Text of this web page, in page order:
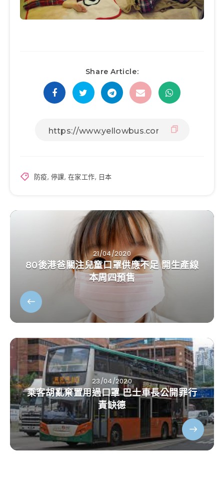
Share Article:
防疫, 停課,在家工作, 日本
21/04/2020
80後港爸關注兒童口罩供應不足 開生產線
本周四預售
23/04/2020
乘客胡亂棄置用過口罩 巴士車長公開罪行
責缺德